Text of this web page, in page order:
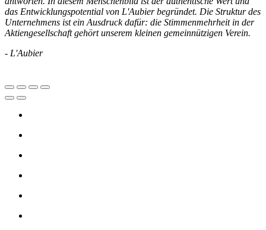
das Entwicklungspotential von L'Aubier begründet. Die Struk­tur des
Unternehmens ist ein Ausdruck dafür: die Stimmenmehrheit in der
Aktiengesellschaft gehört unserem kleinen gemeinnützigen Verein.
- L'Aubier